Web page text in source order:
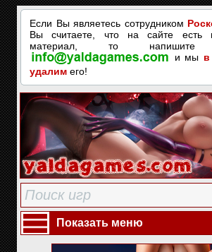
Если Вы являетесь сотрудником
Вы считаете, что на сайте есть
материал, то
и мы в
удалим его!
Показать меню